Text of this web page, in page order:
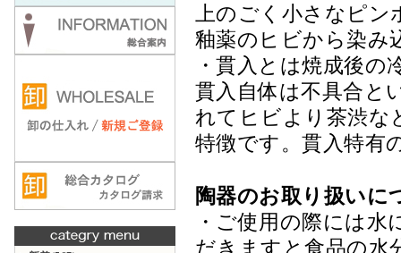
上のごく小さなピ
釉薬のヒビから染み
・貫入とは焼成後
貫入自体は不具合と
れてヒビより茶渋な
特徴です。貫入特有
陶器のお取り扱いに
・ご使用の際には
だきますと食品の水